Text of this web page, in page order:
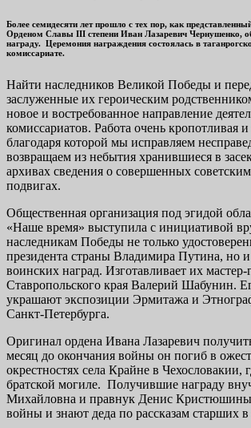
Более семидесяти лет прошло с тех пор, как
Орденом Славы III степени Иван Лазаревич Чернушенко,
награду. Церемония награждения состоялась в
комиссариате.
Найти наследников Великой Победы и
заслуженные их героическим
новое и востребованное направление
комиссариатов. Работа очень кропотливая
благодаря которой мы исправляем
возвращаем из небытия хранившиеся в
архивах сведения о совершенных
подвигах.
Общественная организация под эгидой
«Наше время» выступила с инициативой
наследникам Победы не только
президента страны Владимира Путина, но
воинских наград. Изготавливает их мастер-
Ставропольского края Валерий Шабунин.
украшают экспозиции Эрмитажа и
Санкт-Петербурга.
Оригинал ордена Ивана Лазаревич
месяц до окончания войны он погиб в
окрестностях села Крайне в Чехословакии,
братской могиле. Получившие награду
Михайловна и правнук Денис Кристюшины
войны и знают деда по рассказам старших в